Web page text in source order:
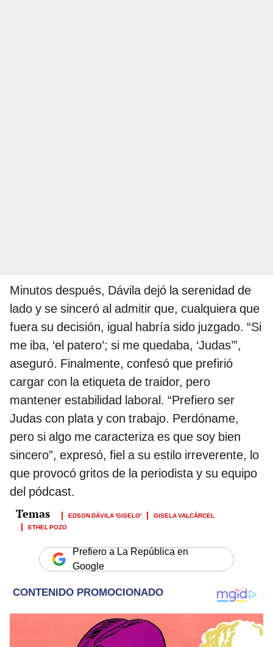
Minutos después, Dávila dejó la serenidad de
lado y se sinceró al admitir que, cualquiera que
fuera su decisión, igual habría sido juzgado. “Si
me iba, ‘el patero’; si me quedaba, ‘Judas’”,
aseguró. Finalmente, confesó que prefirió
cargar con la etiqueta de traidor, pero
mantener estabilidad laboral. “Prefiero ser
Judas con plata y con trabajo. Perdóname,
pero si algo me caracteriza es que soy bien
sincero”, expresó, fiel a su estilo irreverente, lo
que provocó gritos de la periodista y su equipo
del pódcast.
EDSON DÁVILA 'GISELO'
GISELA VALCÁRCEL
ETHEL POZO
Prefiero a La República en
Google